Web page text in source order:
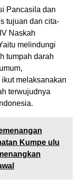
Pancasila dan
tujuan dan cita-
Naskah
melindungi
tumpah darah
melaksanakan
terwujudnya
Kumpe ulu